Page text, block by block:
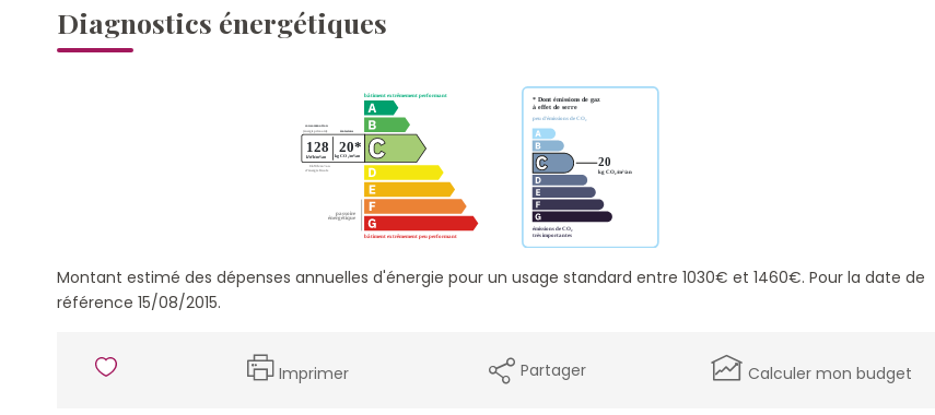
Diagnostics énergétiques
Montant estimé des dépenses annuelles d'énergie pour un usage standard entre 1030€ et 1460€. Pour la date de
référence 15/08/2015.
Imprimer Partager Calculer mon budget